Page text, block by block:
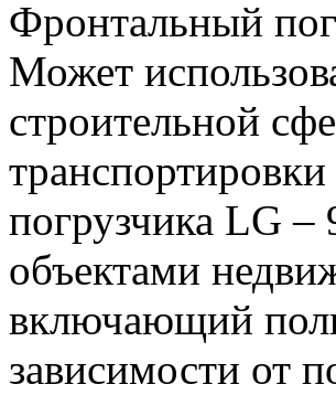
Фронтальный
Может
строительной
погрузчика LG
объектами
включающий
зависимости от